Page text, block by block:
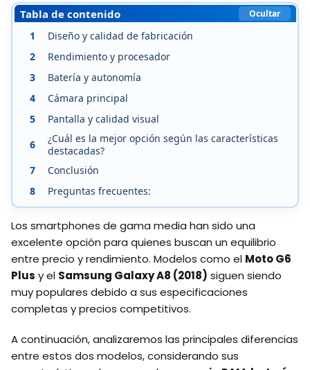
Tabla de contenido Ocultar
1
Diseño y calidad de fabricación
2
Rendimiento y procesador
3
Batería y autonomía
4
Cámara principal
5
Pantalla y calidad visual
6
¿Cuál es la mejor opción según las características
destacadas?
7
Conclusión
8
Preguntas frecuentes:
Los smartphones de gama media han sido una
excelente opción para quienes buscan un equilibrio
entre precio y rendimiento. Modelos como el Moto G6
Plus y el Samsung Galaxy A8 (2018) siguen siendo
muy populares debido a sus especificaciones
completas y precios competitivos.
A continuación, analizaremos las principales diferencias
entre estos dos modelos, considerando sus